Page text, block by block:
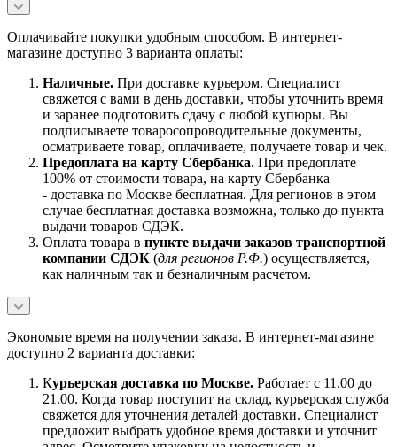
Оплачивайте покупки удобным способом. В интернет-
магазине доступно 3 варианта оплаты:
Наличные. При доставке курьером. Специалист
свяжется с вами в день доставки, чтобы уточнить время
и заранее подготовить сдачу с любой купюры. Вы
подписываете товаросопроводительные документы,
осматриваете товар, оплачиваете, получаете товар и чек.
Предоплата на карту Сбербанка. При предоплате
100% от стоимости товара, на карту Сбербанка
- доставка по Москве бесплатная. Для регионов в этом
случае бесплатная доставка возможна, только до пункта
выдачи товаров СДЭК.
Оплата товара в пункте выдачи заказов транспортной
компании СДЭК (для регионов Р.Ф.) осуществляется,
как наличным так и безналичным расчетом.
Экономьте время на получении заказа. В интернет-магазине
доступно 2 варианта доставки:
Курьерская доставка по Москве. Работает с 11.00 до
21.00. Когда товар поступит на склад, курьерская служба
свяжется для уточнения деталей доставки. Специалист
предложит выбрать удобное время доставки и уточнит